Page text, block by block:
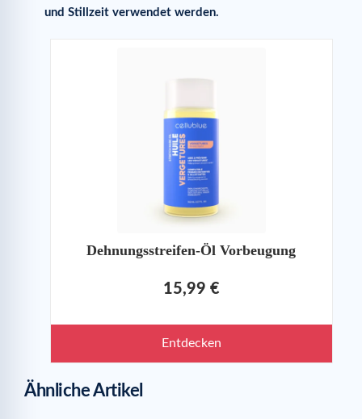
und Stillzeit verwendet werden.
Dehnungsstreifen-Öl Vorbeugung
15,99 €
Entdecken
Ähnliche Artikel